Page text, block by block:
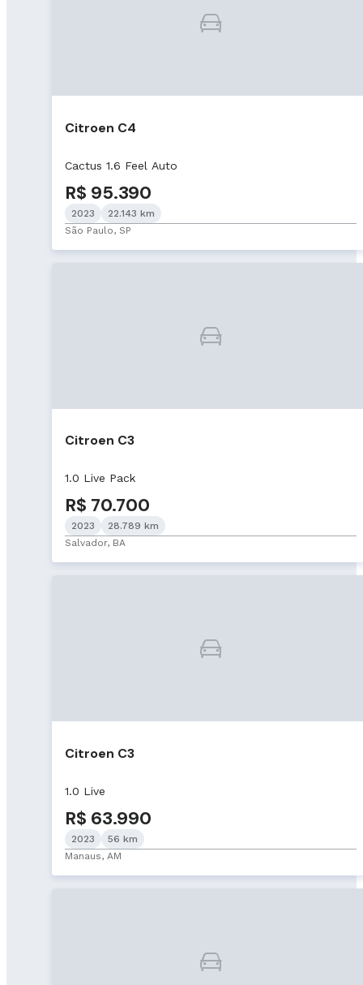
Citroen C4
Cactus 1.6 Feel Auto
R$ 95.390
2023
22.143 km
São Paulo, SP
Citroen C3
1.0 Live Pack
R$ 70.700
2023
28.789 km
Salvador, BA
Citroen C3
1.0 Live
R$ 63.990
2023
56 km
Manaus, AM